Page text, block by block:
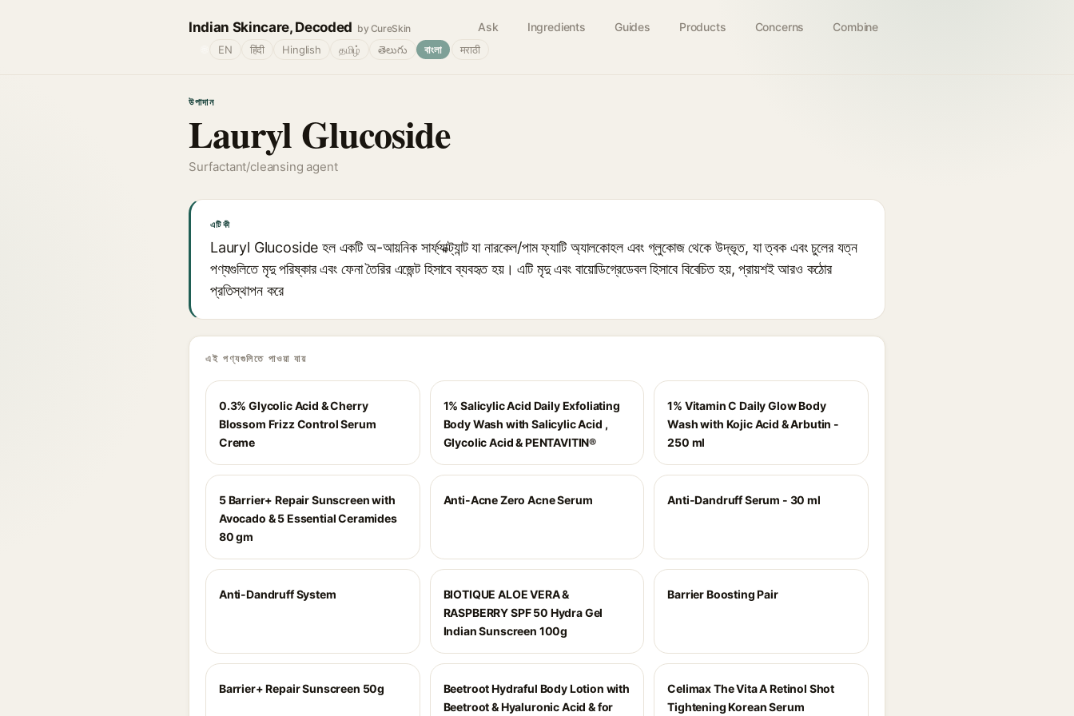
Indian Skincare, Decoded by CureSkin Ask Ingredients Guides Products Concerns Combine
EN हिंदी Hinglish தமிழ் తెలుగు বাংলা मराठी
উপাদান
Lauryl Glucoside
Surfactant/cleansing agent
এটি কী
Lauryl Glucoside হল একটি অ-আয়নিক সার্ফ্যাক্ট্যান্ট যা নারকেল/পাম ফ্যাটি অ্যালকোহল এবং গ্লুকোজ থেকে উদ্ভূত, যা ত্বক এবং চুলের যত্ন
পণ্যগুলিতে মৃদু পরিষ্কার এবং ফেনা তৈরির এজেন্ট হিসাবে ব্যবহৃত হয়। এটি মৃদু এবং বায়োডিগ্রেডেবল হিসাবে বিবেচিত হয়, প্রায়শই আরও কঠোর
প্রতিস্থাপন করে
এই পণ্যগুলিতে পাওয়া যায়
0.3% Glycolic Acid & Cherry
Blossom Frizz Control Serum
Creme
1% Salicylic Acid Daily Exfoliating
Body Wash with Salicylic Acid ,
Glycolic Acid & PENTAVITIN®
1% Vitamin C Daily Glow Body
Wash with Kojic Acid & Arbutin -
250 ml
5 Barrier+ Repair Sunscreen with
Avocado & 5 Essential Ceramides
80 gm
Anti-Acne Zero Acne Serum Anti-Dandruff Serum - 30 ml
Anti-Dandruff System
BIOTIQUE ALOE VERA &
RASPBERRY SPF 50 Hydra Gel
Indian Sunscreen 100g
Barrier Boosting Pair
Barrier+ Repair Sunscreen 50g
Beetroot Hydraful Body Lotion with
Beetroot & Hyaluronic Acid & for
Celimax The Vita A Retinol Shot
Tightening Korean Serum